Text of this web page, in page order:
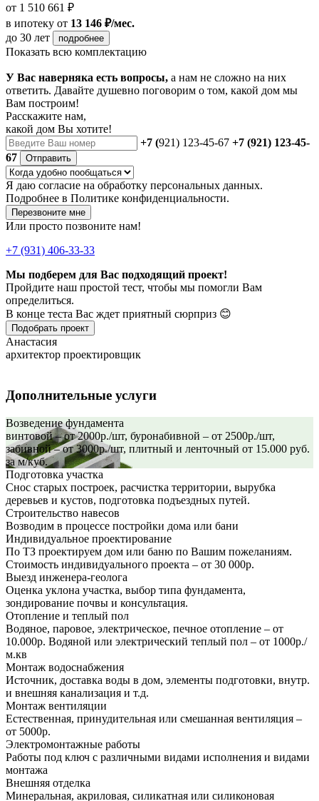
от 1 510 661 ₽
в ипотеку от 13 146 ₽/мес.
до 30 лет
подробнее
Показать всю комплектацию
У Вас наверняка есть вопросы, а нам не сложно на них
ответить. Давайте душевно поговорим о том, какой дом мы
Вам построим!
Расскажите нам,
какой дом Вы хотите!
+7 (921) 123-45-67 +7 (921) 123-45-
67
Отправить
Я даю согласие на обработку персональных данных.
Подробнее в Политике конфиденциальности.
Перезвоните мне
Или просто позвоните нам!
+7 (931) 406-33-33
Мы подберем для Вас подходящий проект!
Пройдите наш простой тест, чтобы мы помогли Вам
определиться.
В конце теста Вас ждет приятный сюрприз 😊
Подобрать проект
Анастасия
архитектор проектировщик
Дополнительные услуги
Возведение фундамента
винтовой – от 2000р./шт, буронабивной – от 2500р./шт,
забивной – от 3000р./шт, плитный и ленточный от 15.000 руб.
за м/куб.
Подготовка участка
Снос старых построек, расчистка территории, вырубка
деревьев и кустов, подготовка подъездных путей.
Строительство навесов
Возводим в процессе постройки дома или бани
Индивидуальное проектирование
По ТЗ проектируем дом или баню по Вашим пожеланиям.
Стоимость индивидуального проекта – от 30 000р.
Выезд инженера-геолога
Оценка уклона участка, выбор типа фундамента,
зондирование почвы и консультация.
Отопление и теплый пол
Водяное, паровое, электрическое, печное отопление – от
10.000р. Водяной или электрический теплый пол – от 1000р./
м.кв
Монтаж водоснабжения
Источник, доставка воды в дом, элементы подготовки, внутр.
и внешняя канализация и т.д.
Монтаж вентиляции
Естественная, принудительная или смешанная вентиляция –
от 5000р.
Электромонтажные работы
Работы под ключ с различными видами исполнения и видами
монтажа
Внешняя отделка
Минеральная, акриловая, силикатная или силиконовая